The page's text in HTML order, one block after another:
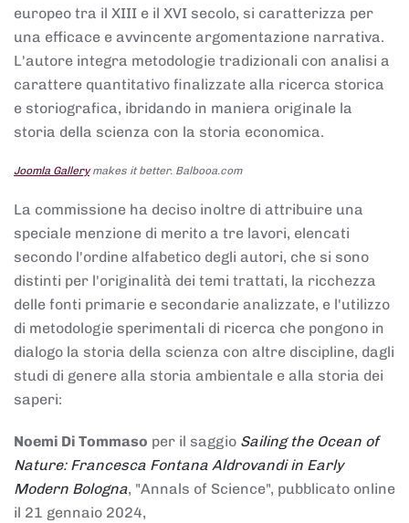
europeo tra il XIII e il XVI secolo, si caratterizza per
una efficace e avvincente argomentazione narrativa.
L'autore integra metodologie tradizionali con analisi a
carattere quantitativo finalizzate alla ricerca storica
e storiografica, ibridando in maniera originale la
storia della scienza con la storia economica.
Joomla Gallerymakes it better. Balbooa.com
La commissione ha deciso inoltre di attribuire una
speciale menzione di merito a tre lavori, elencati
secondo l'ordine alfabetico degli autori, che si sono
distinti per l'originalità dei temi trattati, la ricchezza
delle fonti primarie e secondarie analizzate, e l'utilizzo
di metodologie sperimentali di ricerca che pongono in
dialogo la storia della scienza con altre discipline, dagli
studi di genere alla storia ambientale e alla storia dei
saperi:
Noemi Di Tommaso per il saggio Sailing the Ocean of
Nature: Francesca Fontana Aldrovandi in Early
Modern Bologna, "Annals of Science", pubblicato online
il 21 gennaio 2024,